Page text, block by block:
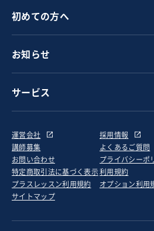
初めての方へ
お知らせ
サービス
運営会社
採用情報
講師募集
よくあるご質問
お問い合わせ
プライバシーポ
特定商取引法に基づく表示利用規約
プラスレッスン利用規約
オプション利用
サイトマップ